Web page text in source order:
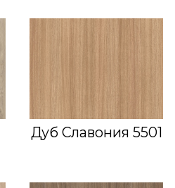
Дуб Славония 5501